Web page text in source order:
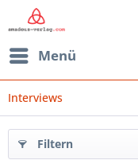
Menü
Interviews
Filtern